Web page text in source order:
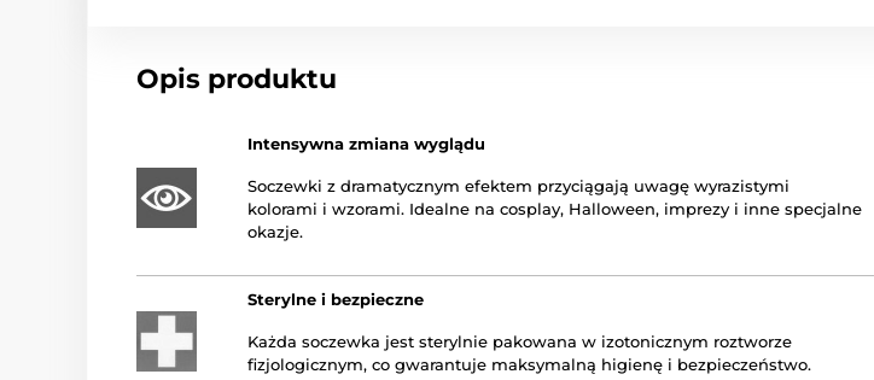
Opis produktu
Intensywna zmiana wyglądu
Soczewki z dramatycznym efektem przyciągają uwagę wyrazistymi
kolorami i wzorami. Idealne na cosplay, Halloween, imprezy i inne specjalne
okazje.
Sterylne i bezpieczne
Każda soczewka jest sterylnie pakowana w izotonicznym roztworze
fizjologicznym, co gwarantuje maksymalną higienę i bezpieczeństwo.